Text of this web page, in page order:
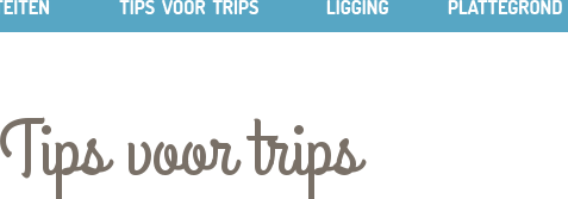
Tips voor trips